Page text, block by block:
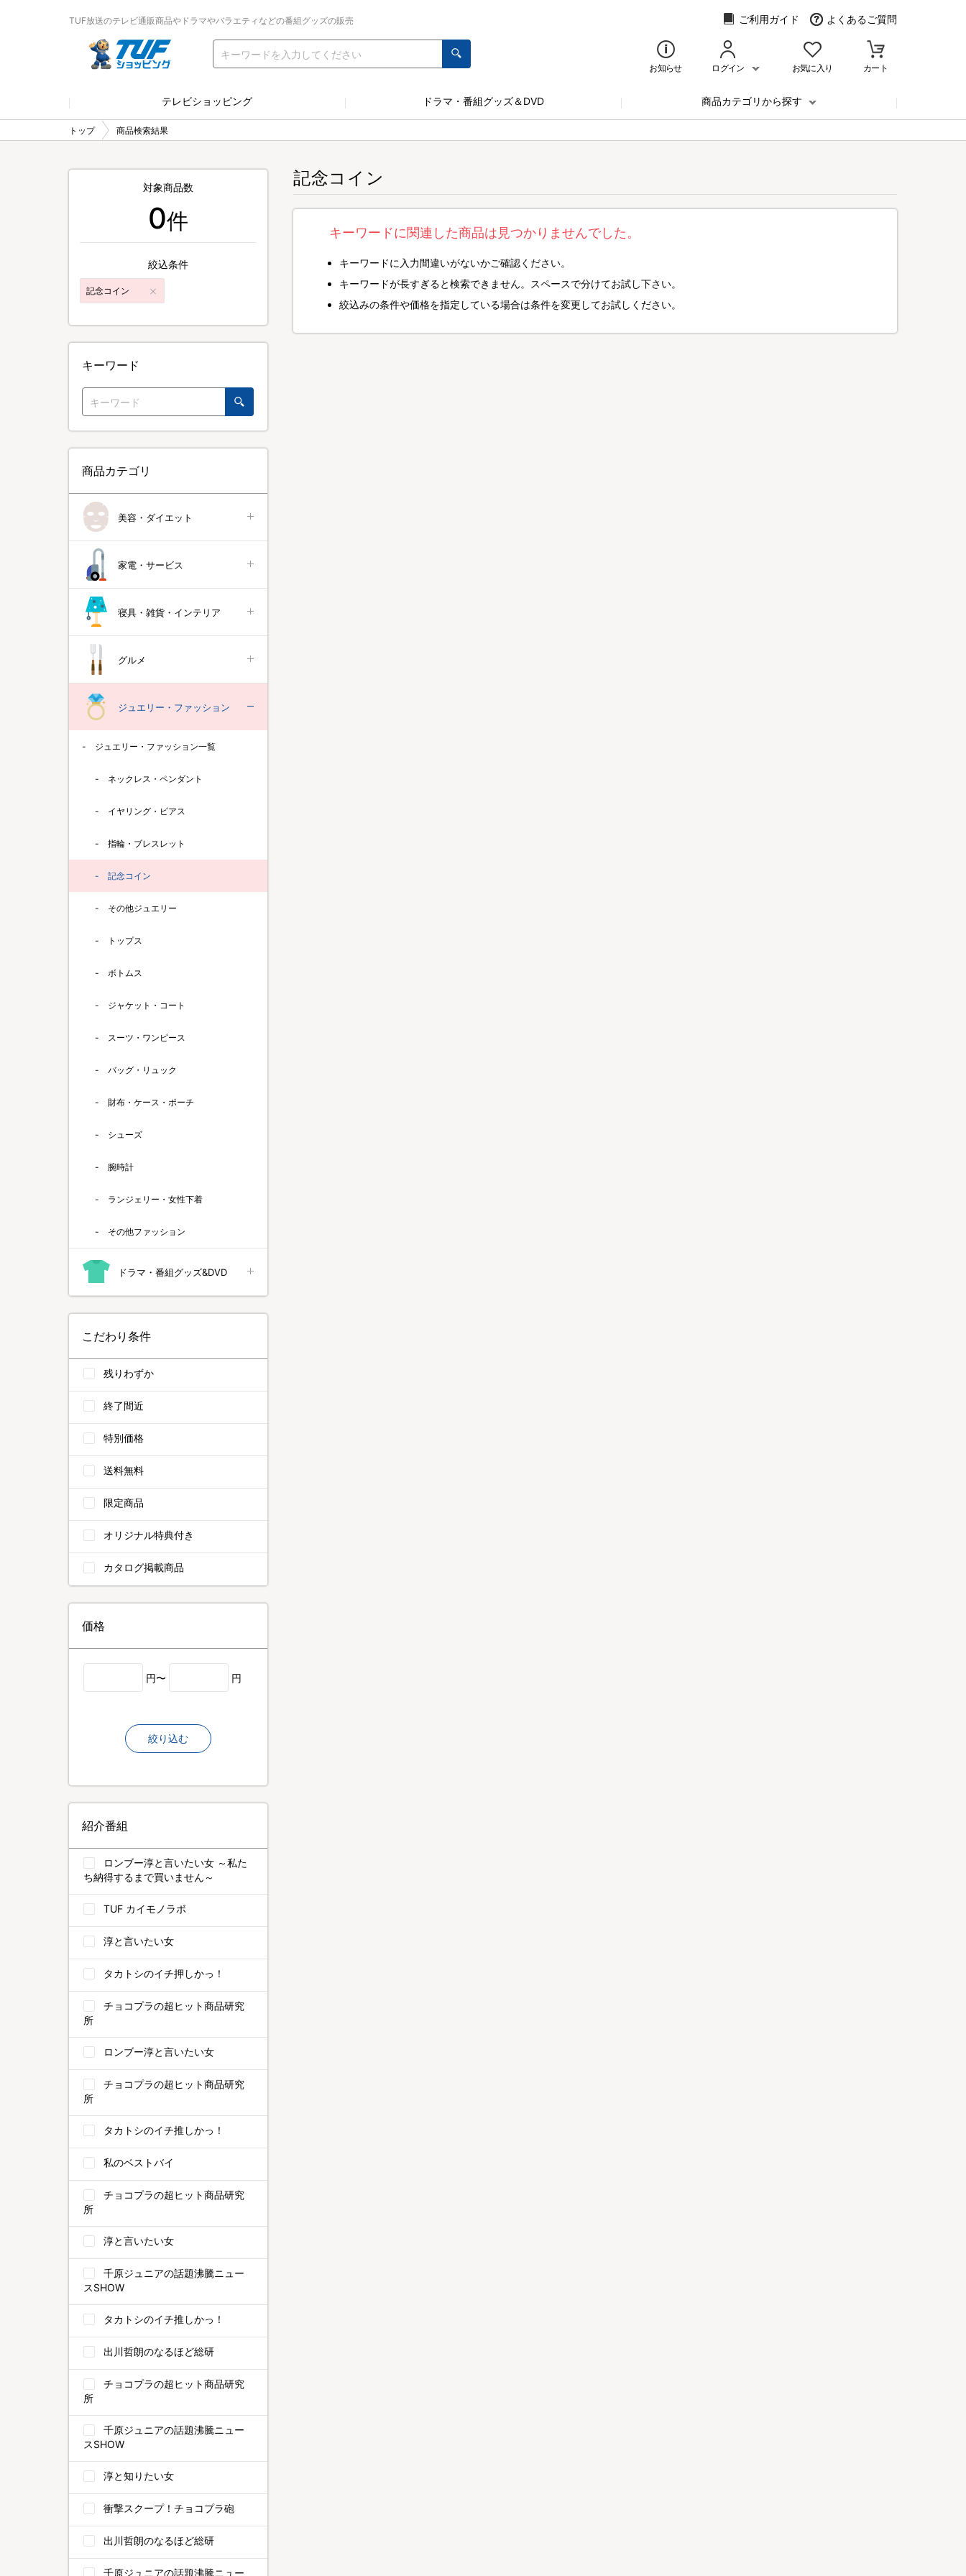
TUF放送のテレビ通販商品やドラマやバラエティなどの番組グッズの販売 ご利用ガイド よくあるご質問
お知らせ ログイン お気に入り カート
テレビショッピング ドラマ・番組グッズ＆DVD 商品カテゴリから探す
トップ 商品検索結果
記念コイン
キーワードに関連した商品は見つかりませんでした。
キーワードに入力間違いがないかご確認ください。
キーワードが長すぎると検索できません。スペースで分けてお試し下さい。
絞込みの条件や価格を指定している場合は条件を変更してお試しください。
対象商品数
0件
絞込条件
記念コイン
キーワード
商品カテゴリ
美容・ダイエット
家電・サービス
寝具・雑貨・インテリア
グルメ
ジュエリー・ファッション
ジュエリー・ファッション一覧
ネックレス・ペンダント
イヤリング・ピアス
指輪・ブレスレット
記念コイン
その他ジュエリー
トップス
ボトムス
ジャケット・コート
スーツ・ワンピース
バッグ・リュック
財布・ケース・ポーチ
シューズ
腕時計
ランジェリー・女性下着
その他ファッション
ドラマ・番組グッズ&DVD
こだわり条件
残りわずか
終了間近
特別価格
送料無料
限定商品
オリジナル特典付き
カタログ掲載商品
価格
円〜 円
絞り込む
紹介番組
ロンブー淳と言いたい女 ～私た
ち納得するまで買いません～
TUF カイモノラボ
淳と言いたい女
タカトシのイチ押しかっ！
チョコプラの超ヒット商品研究
所
ロンブー淳と言いたい女
チョコプラの超ヒット商品研究
所
タカトシのイチ推しかっ！
私のベストバイ
チョコプラの超ヒット商品研究
所
淳と言いたい女
千原ジュニアの話題沸騰ニュー
スSHOW
タカトシのイチ推しかっ！
出川哲朗のなるほど総研
チョコプラの超ヒット商品研究
所
千原ジュニアの話題沸騰ニュー
スSHOW
淳と知りたい女
衝撃スクープ！チョコプラ砲
出川哲朗のなるほど総研
千原ジュニアの話題沸騰ニュー